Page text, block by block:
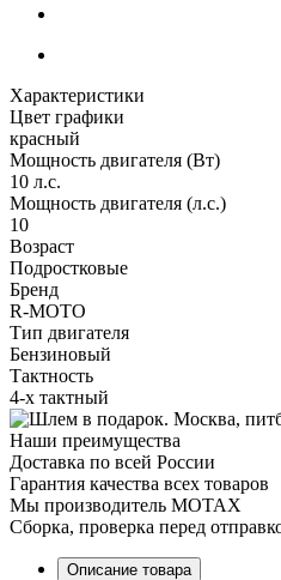
Характеристики
Цвет графики
красный
Мощность двигателя (Вт)
10 л.с.
Мощность двигателя (л.с.)
10
Возраст
Подростковые
Бренд
R-MOTO
Тип двигателя
Бензиновый
Тактность
4-х тактный
Наши преимущества
Доставка по всей России
Гарантия качества всех товаров
Мы производитель MOTAX
Сборка, проверка перед
Описание товара